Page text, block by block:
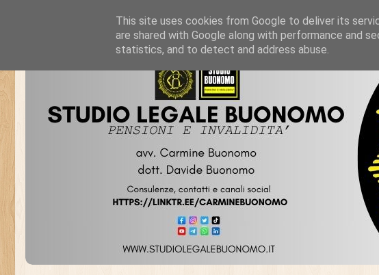
This site uses cookies from Google to deliver its
are shared with Google along with performance and
statistics, and to detect and address abuse.